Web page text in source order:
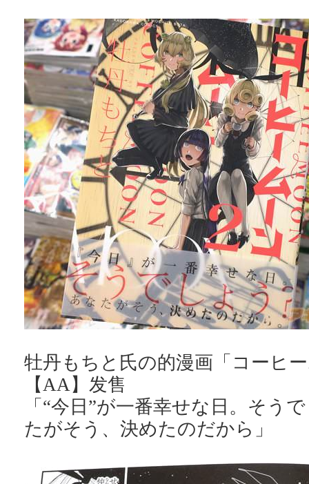
牡丹もちと氏の的漫画「コーヒ
【AA】发售
「“今日”が一番幸せな日。そう
たがそう、決めたのだから」